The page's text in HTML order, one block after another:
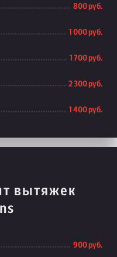
800 руб.
1 000 руб.
1 700 руб.
2 300 руб.
1 400 руб.
вытяжек
900 руб.